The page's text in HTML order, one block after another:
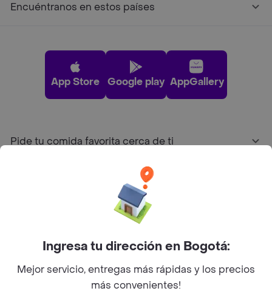
Encuéntranos en estos países
App Store Google play AppGallery
Pide tu comida favorita cerca de ti
Sobre RappiIngresa tu dirección en Bogotá:
Mejor servicio, entregas más rápidas y los precios
más convenientes!